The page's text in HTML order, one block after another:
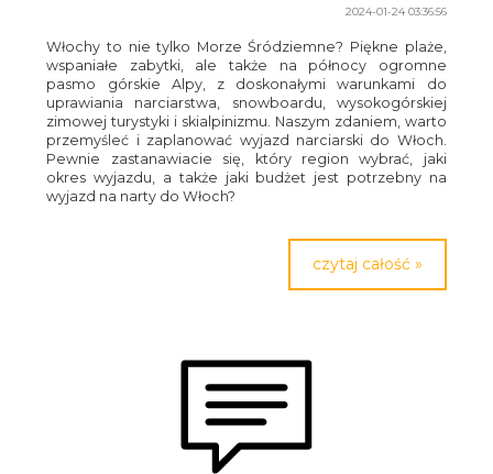
2024-01-24 03:36:56
Włochy to nie tylko Morze Śródziemne? Piękne plaże,
wspaniałe zabytki, ale także na północy ogromne
pasmo górskie Alpy, z doskonałymi warunkami do
uprawiania narciarstwa, snowboardu, wysokogórskiej
zimowej turystyki i skialpinizmu. Naszym zdaniem, warto
przemyśleć i zaplanować wyjazd narciarski do Włoch.
Pewnie zastanawiacie się, który region wybrać, jaki
okres wyjazdu, a także jaki budżet jest potrzebny na
wyjazd na narty do Włoch?
czytaj całość »